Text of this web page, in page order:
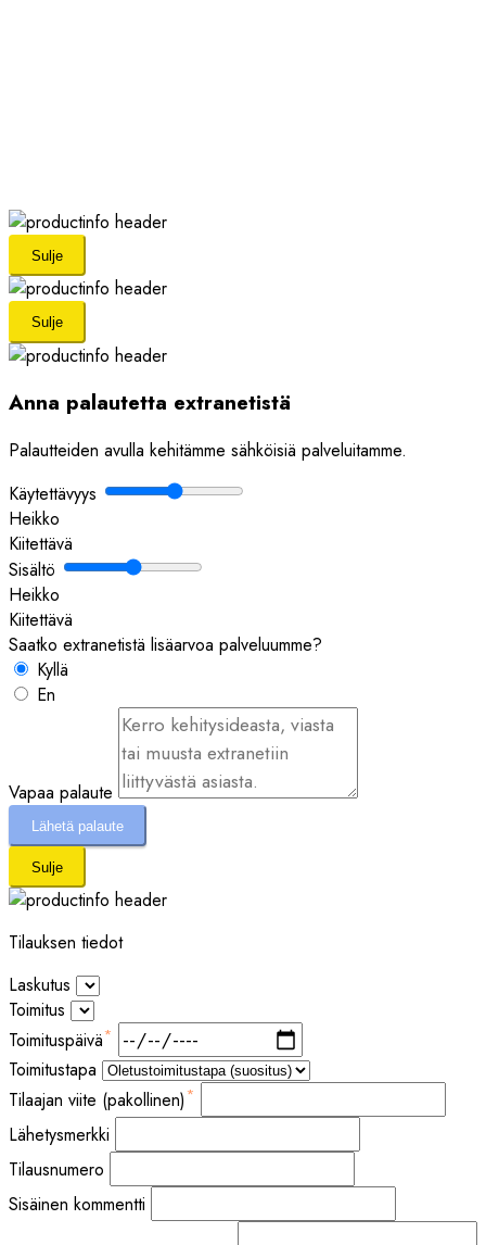
GIPO
GROVE
GÖLZ
H&H
HAMMEL
HEPAMATIC
HIDROMEK
HIFI
HILTI
HIMOINSA
HITACHI
HTC
HUSQVARNA
IMPACTS DUSTCOM
IMT
INGERSOLL RAND
IVECO
JCB
JOHN DEERE
KAPPA
KEMPER
KIEKENS
KOMATSU
KONECRANES
KOPADI
KUBOTA
KÄRCHER
LA PADANA
LANDINI
LIEBHERR
Sulje
Sulje
Anna palautetta extranetistä
Palautteiden avulla kehitämme sähköisiä palveluitamme.
Käytettävyys
Heikko
Kiitettävä
Sisältö
Heikko
Kiitettävä
Saatko extranetistä lisäarvoa palveluumme?
Kyllä
En
Vapaa palaute
Lähetä palaute
Sulje
Tilauksen tiedot
Laskutus
Toimitus
Toimituspäivä*
Toimitustapa
Tilaajan viite (pakollinen)*
Lähetysmerkki
Tilausnumero
Sisäinen kommentti